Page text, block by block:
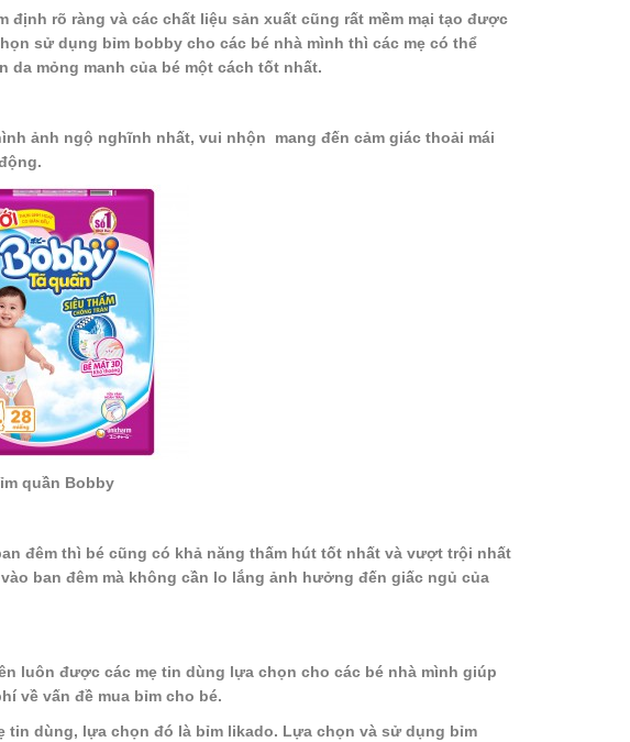
rõ ràng và các chất liệu sản xuất cũng rất mềm mại tạo được
sử dụng bỉm bobby cho các bé nhà mình thì các mẹ có thể
mỏng manh của bé một cách tốt nhất.
ảnh ngộ nghĩnh nhất, vui nhộn mang đến cảm giác thoải mái
quần Bobby
đêm thì bé cũng có khả năng thấm hút tốt nhất và vượt trội nhất
ban đêm mà không cần lo lắng ảnh hưởng đến giấc ngủ của
luôn được các mẹ tin dùng lựa chọn cho các bé nhà mình giúp
về vấn đề mua bỉm cho bé.
dùng, lựa chọn đó là bỉm likado. Lựa chọn và sử dụng bỉm